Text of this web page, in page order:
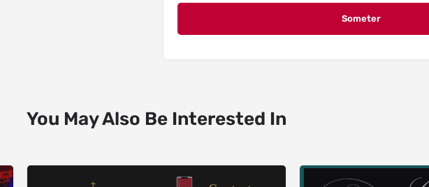
You May Also Be Interested In